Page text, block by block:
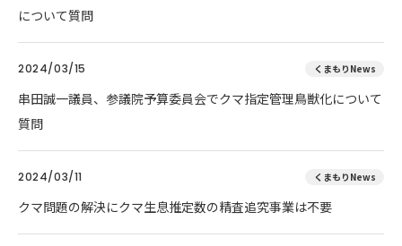
について質問
2024/03/15 くまもりNews
串田誠一議員、参議院予算委員会でクマ指定管理鳥獣化について
質問
2024/03/11 くまもりNews
クマ問題の解決にクマ生息推定数の精査追究事業は不要